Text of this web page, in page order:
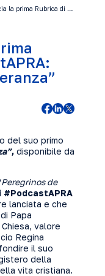
la prima Rubrica di …
del suo primo
, disponibile da
Peregrinos de
#PodcastAPRA
lanciata e che
Papa
valore
Regina
il suo
della
vita cristiana.